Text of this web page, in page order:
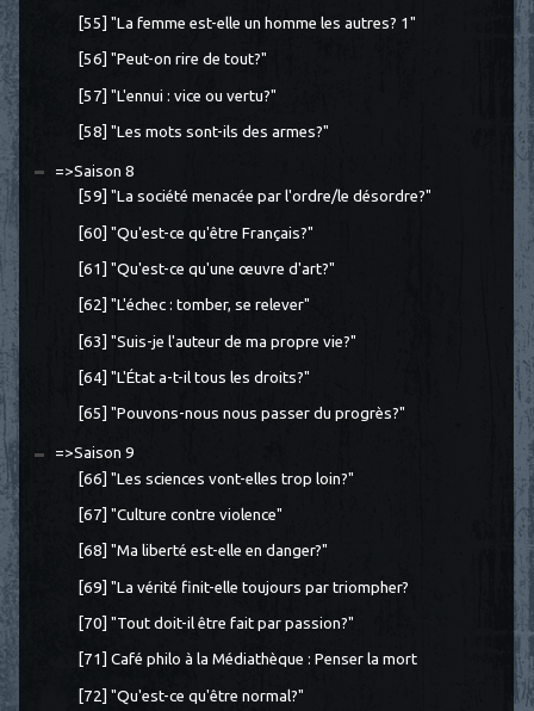
[55] "La femme est-elle un homme les autres? 1"
[56] "Peut-on rire de tout?"
[57] "L'ennui : vice ou vertu?"
[58] "Les mots sont-ils des armes?"
=>Saison 8
[59] "La société menacée par l'ordre/le désordre?"
[60] "Qu'est-ce qu'être Français?"
[61] "Qu'est-ce qu'une œuvre d'art?"
[62] "L'échec : tomber, se relever"
[63] "Suis-je l'auteur de ma propre vie?"
[64] "L'État a-t-il tous les droits?"
[65] "Pouvons-nous nous passer du progrès?"
=>Saison 9
[66] "Les sciences vont-elles trop loin?"
[67] "Culture contre violence"
[68] "Ma liberté est-elle en danger?"
[69] "La vérité finit-elle toujours par triompher?
[70] "Tout doit-il être fait par passion?"
[71] Café philo à la Médiathèque : Penser la mort
[72] "Qu'est-ce qu'être normal?"